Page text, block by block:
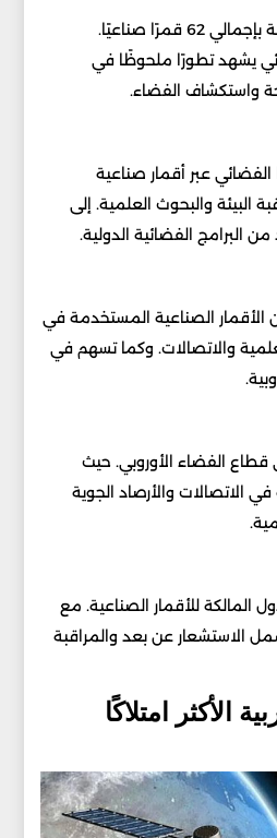
تحتل الهند المرتبة السادسة بإجمالي 62 قمرًا صناعيًا.
يشهد تطورًا ملحوظًا في
واستكشاف الفضاء.
عبر أقمار صناعية
البيئة والبحوث العلمية. إلى
البرامج الفضائية الدولية.
الأقمار الصناعية المستخدمة في
والاتصالات. وكما تسهم في
الفضاء الأوروبي. حيث
الاتصالات والأرصاد الجوية
المالكة للأقمار الصناعية. مع
الاستشعار عن بعد والمراقبة
الأكثر امتلاكًا